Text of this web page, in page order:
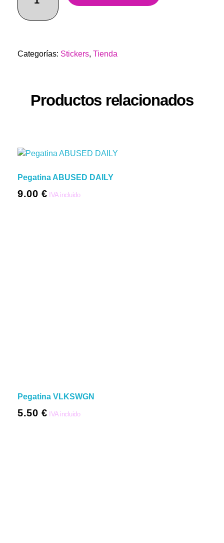
Categorías: Stickers, Tienda
Productos relacionados
Pegatina ABUSED DAILY
9.00 € IVA incluido
Pegatina VLKSWGN
5.50 € IVA incluido